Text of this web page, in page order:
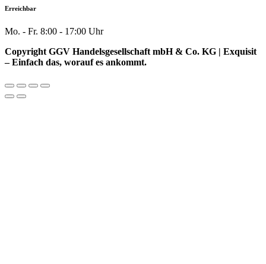
Erreichbar
Mo. - Fr. 8:00 - 17:00 Uhr
Copyright GGV Handelsgesellschaft mbH & Co. KG | Exquisit
– Einfach das, worauf es ankommt.